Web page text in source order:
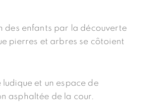
des enfants par la découverte
pierres et arbres se côtoient
ludique et un espace de
asphaltée de la cour.